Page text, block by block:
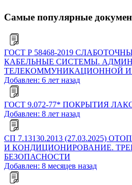
Самые популярные
ГОСТ Р 58468-2019
КАБЕЛЬНЫЕ СИСТЕМЫ.
ТЕЛЕКОММУНИКАЦИОННОЙ
Добавлен: 6 лет назад
ГОСТ 9.072-77* ПОКРЫТИЯ
Добавлен: 8 лет назад
СП 7.13130.2013 (27.03.2025)
И КОНДИЦИОНИРОВАНИЕ.
БЕЗОПАСНОСТИ
Добавлен: 8 месяцев назад